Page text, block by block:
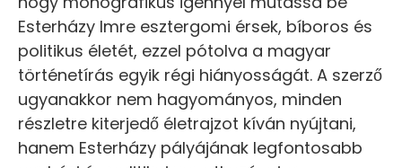
Esterházy Imre esztergomi érsek, bíboros és
politikus életét, ezzel pótolva a magyar
történetírás egyik régi hiányosságát. A szerző
ugyanakkor nem hagyományos, minden
részletre kiterjedő életrajzot kíván nyújtani,
hanem Esterházy pályájának legfontosabb